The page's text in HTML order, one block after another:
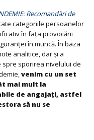
Recomandări de
categoriile persoanelor
în fața provocării
în muncă. În baza
analitice, dar și a
sporirea nivelului de
venim cu un set
mai mult la
de angajați, astfel
să nu se